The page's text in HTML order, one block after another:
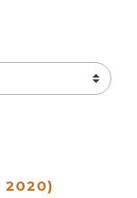
2020)